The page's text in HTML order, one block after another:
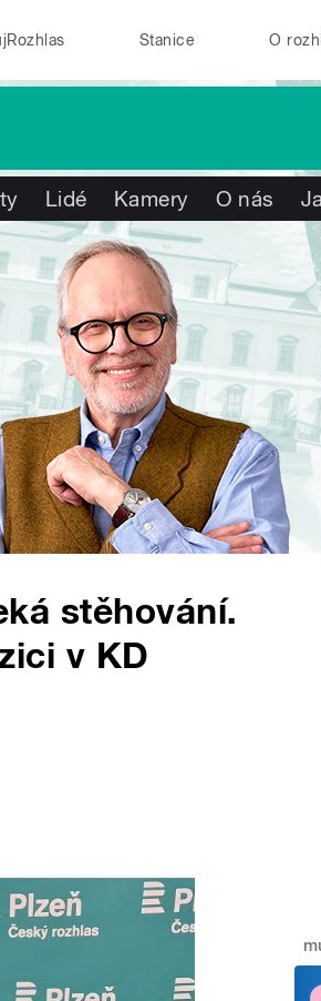
Stanice O
Lidé Kamery O nás
stěhování.
v KD